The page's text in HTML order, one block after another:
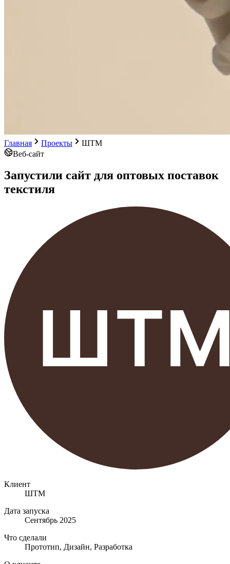
Главная Проекты
ШТМ
Веб-сайт
Запустили сайт для оптовых поставок
текстиля
Клиент
ШТМ
Дата запуска
Сентябрь 2025
Что сделали
Прототип, Дизайн, Разработка